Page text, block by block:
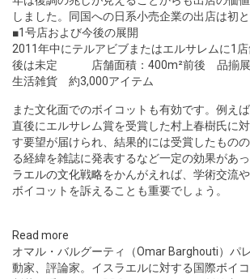
しました。同国への日系小売企業の出店は初と
■1号店および今後の展開
2011年中にテルアビブまたはエルサレムに1
後は未定 店舗面積：400m²前後 品揃展
生活雑貨 約3,000アイテム
また文化面でのボイコットも有効です。例え
直後にエルサレム賞を受賞した村上春樹氏に
す要望が届けられ、結果的には受賞したもの
る経緯を雑誌に発表するなど一定の効果があっ
ラエルの文化戦略をかんがえれば、学術交流
ボイコットを訴えることも重要でしょう。
Read more
オマル・バルグーティ（Omar Barghouti）パ
動家、評論家。イスラエルに対する国際ボイコ